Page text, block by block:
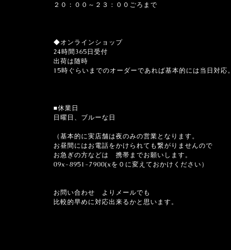
２０：００～２３：００ごろまで
◆オンラインショップ
24時間365日受付
出荷は随時
15時ぐらいまでのオーダーであれば基本的には当日対応。
■休業日
日曜日、ブルーな日
（基本的に実店舗は夜のみの営業となります。
お昼間にはお電話をかけられても繋がりませんので
お急ぎの方などは 携帯までお願いします。
09x-8951-7900(xを０に変えておかけください）
お問い合わせ よりメールでも
比較的早めに対応出来るかと思います。